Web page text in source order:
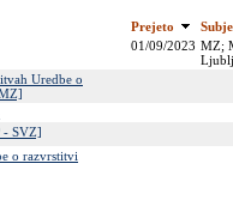
Prejeto
01/09/2023 MZ;
Uredbe o
- SVZ]
o razvrstitvi